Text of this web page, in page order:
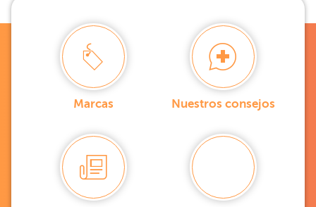
Marcas Nuestros consejos